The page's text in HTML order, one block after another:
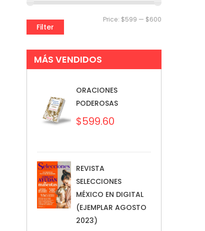
Filter
Price: $599 — $600
MÁS VENDIDOS
ORACIONES
PODEROSAS
$599.60
REVISTA
SELECCIONES
MÉXICO EN DIGITAL
(EJEMPLAR AGOSTO
2023)